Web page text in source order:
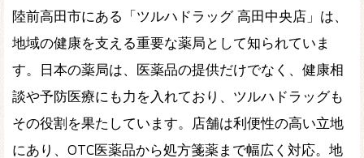
陸前高田市にある「ツルハドラッグ 高田中央店」は、
地域の健康を支える重要な薬局として知られていま
す。日本の薬局は、医薬品の提供だけでなく、健康相
談や予防医療にも力を入れており、ツルハドラッグも
その役割を果たしています。店舗は利便性の高い立地
にあり、OTC医薬品から処方箋薬まで幅広く対応。地